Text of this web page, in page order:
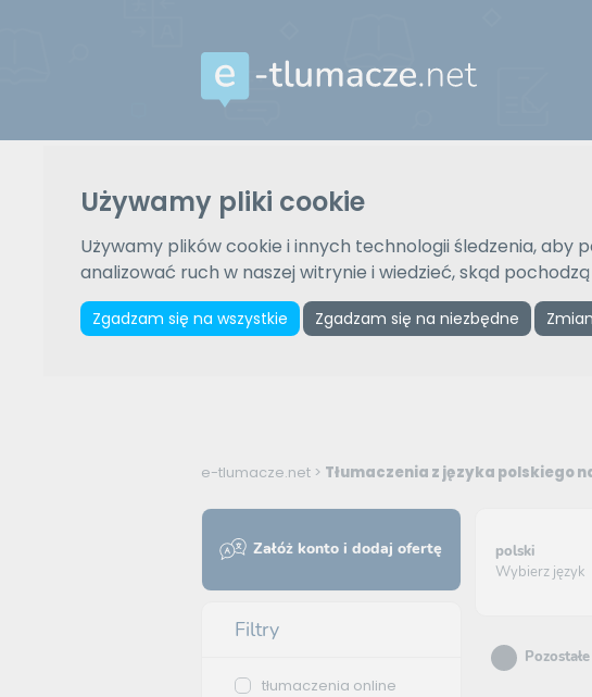
Używamy pliki cookie
Używamy plików cookie i innych technologii śledzenia,
analizować ruch w naszej witrynie i wiedzieć, skąd
Zgadzam się na wszystkie Zgadzam się na niezbędne
e-tlumacze.net > Tłumaczenia z języka polskiego
Załóż konto i dodaj ofertę
Filtry
tłumaczenia online
polski
Wybierz język